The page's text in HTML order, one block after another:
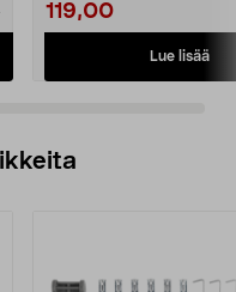
119,00
Lue lisää